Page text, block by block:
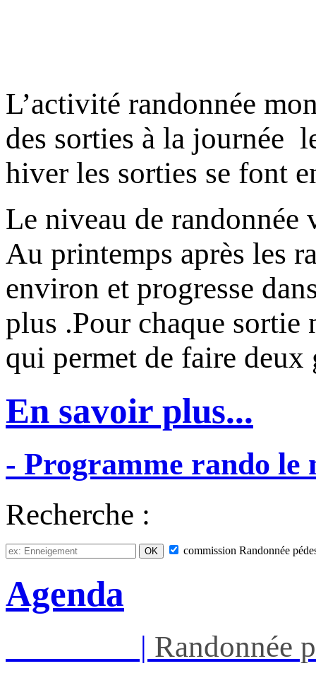
L’activité randonnée
des sorties à la journée
hiver les sorties se font
Le niveau de randonnée
Au printemps après les
environ et progresse
plus .Pour chaque sortie
qui permet de faire
En savoir plus...
- Programme rando le
Recherche :
commission Randonnée
Agenda
| Randonnée